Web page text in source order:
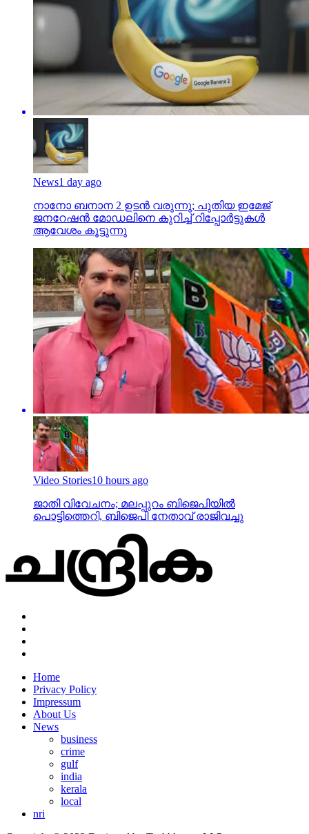
News1 day ago
നാനോ ബനാന 2 ഉടന്‍ വരുന്നു; പുതിയ ഇമേജ്
ജനറേഷന്‍ മോഡലിനെ കുറിച്ച് റിപ്പോര്‍ട്ടുകള്‍
ആവേശം കൂട്ടുന്നു
Video Stories10 hours ago
ജാതി വിവേചനം; മലപ്പുറം ബിജെപിയില്‍
പൊട്ടിത്തെറി, ബിജെപി നേതാവ് രാജിവച്ചു
Home
Privacy Policy
Impressum
About Us
News
business
crime
gulf
india
kerala
local
nri